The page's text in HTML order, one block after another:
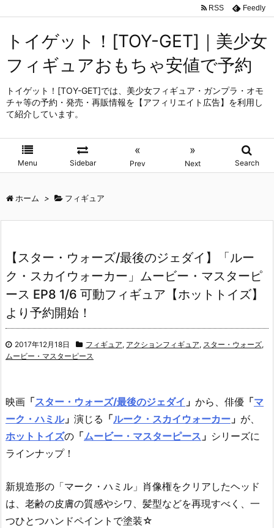
トイゲット！[TOY-GET]｜美少女
フィギュアおもちゃ安値で予約
トイゲット！[TOY-GET]では、美少女フィギュア・ガンプラ・オモ
チャ等の予約・発売・再販情報を【アフィリエイト広告】を利用し
て紹介しています。
Menu Sidebar
«
Prev
»
Next Search
RSS Feedly
ホーム > フィギュア
【スター・ウォーズ/最後のジェダイ】「ルー
ク・スカイウォーカー」ムービー・マスターピ
ース EP8 1/6 可動フィギュア【ホットトイズ】
より予約開始！
2017年12月18日 フィギュア, アクションフィギュア, スター・ウォーズ,
ムービー・マスターピース
映画 「スター・ウォーズ/最後のジェダイ 」 から、俳優 「マ
ーク・ハミル」 演じる 「ルーク・スカイウォーカー 」 が、
ホットトイズの 「ムービー・マスターピース 」 シリーズに
ラインナップ！
新規造形の「マーク・ハミル」肖像権をクリアしたヘッド
は、老齢の皮膚の質感やシワ、髪型などを再現すべく、一
つひとつハンドペイントで塗装☆